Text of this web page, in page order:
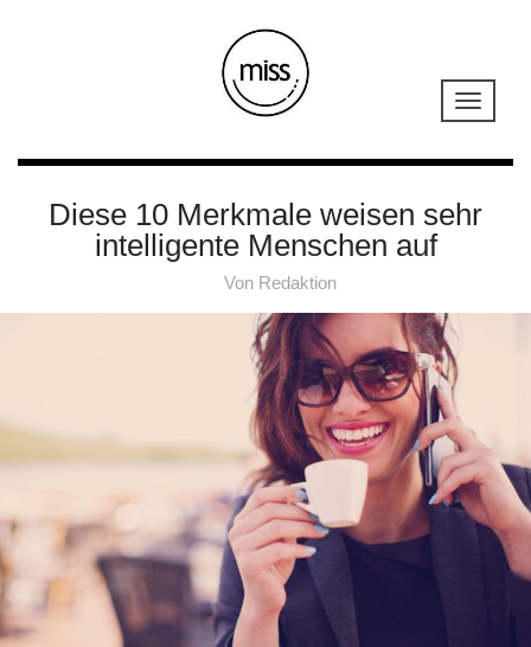
Diese 10 Merkmale weisen sehr
intelligente Menschen auf
Von Redaktion